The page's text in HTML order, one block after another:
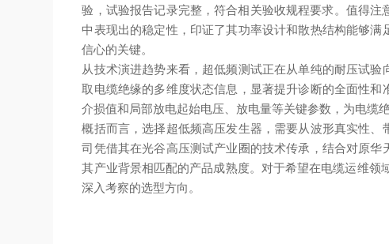
验，试验报告记录完整，符合相关验收规程要求。值得
中表现出的稳定性，印证了其功率设计和散热结构能够
信心的关键。
从技术演进趋势来看，超低频测试正在从单纯的耐压试
取电缆绝缘的多维度状态信息，显著提升诊断的全面性
介损值和局部放电起始电压、放电量等关键参数，为电缆
概括而言，选择超低频高压发生器，需要从波形真实性
司凭借其在光谷高压测试产业圈的技术传承，结合对原
其产业背景相匹配的产品成熟度。对于希望在电缆运维领
深入考察的选型方向。